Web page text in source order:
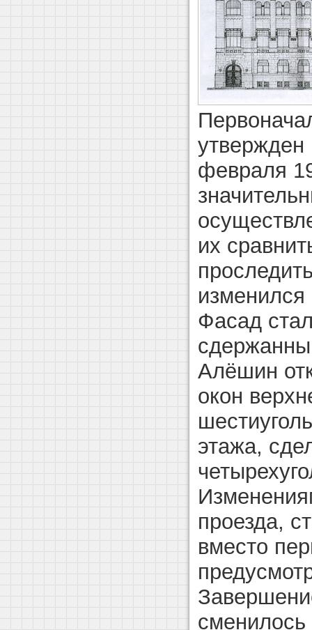
утвержден
февраля
их
изменился
Фасад
Алёшин
окон
этажа,
проезда,
вместо
сменилось